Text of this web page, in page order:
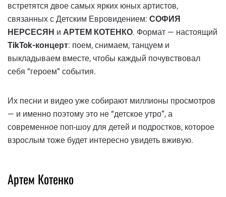
встретятся двое самых ярких юных артистов,
связанных с Детским Евровидением: СОФИЯ
НЕРСЕСЯН и АРТЕМ КОТЕНКО. Формат — настоящий
TikTok-концерт: поем, снимаем, танцуем и
выкладываем вместе, чтобы каждый почувствовал
себя “героем” события.
Их песни и видео уже собирают миллионы просмотров
— и именно поэтому это не “детское утро”, а
современное поп-шоу для детей и подростков, которое
взрослым тоже будет интересно увидеть вживую.
Артем Котенко